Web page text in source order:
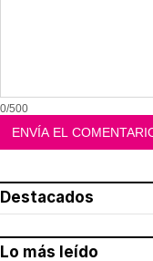
0/500
Destacados
Lo más leído